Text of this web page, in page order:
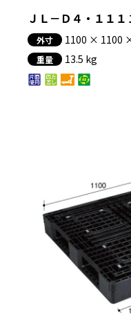
ＪＬ－Ｄ４・１１
外寸 1100 × 1100
重量 13.5 kg